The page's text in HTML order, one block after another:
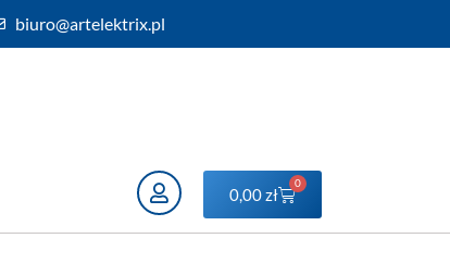
biuro@artelektrix.pl
0,00zł
0